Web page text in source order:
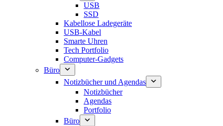
USB
SSD
Kabellose Ladegeräte
USB-Kabel
Smarte Uhren
Tech Portfolio
Computer-Gadgets
Büro
Notizbücher und Agendas
Notizbücher
Agendas
Portfolio
Büro